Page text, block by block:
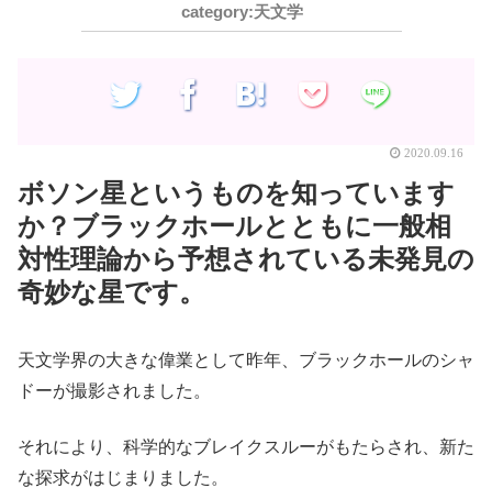
天文学
2020.09.16
ボソン星というものを知っています
か？ブラックホールとともに一般相
対性理論から予想されている未発見の
奇妙な星です。
天文学界の大きな偉業として昨年、ブラックホールのシャ
ドーが撮影されました。
それにより、科学的なブレイクスルーがもたらされ、新た
な探求がはじまりました。